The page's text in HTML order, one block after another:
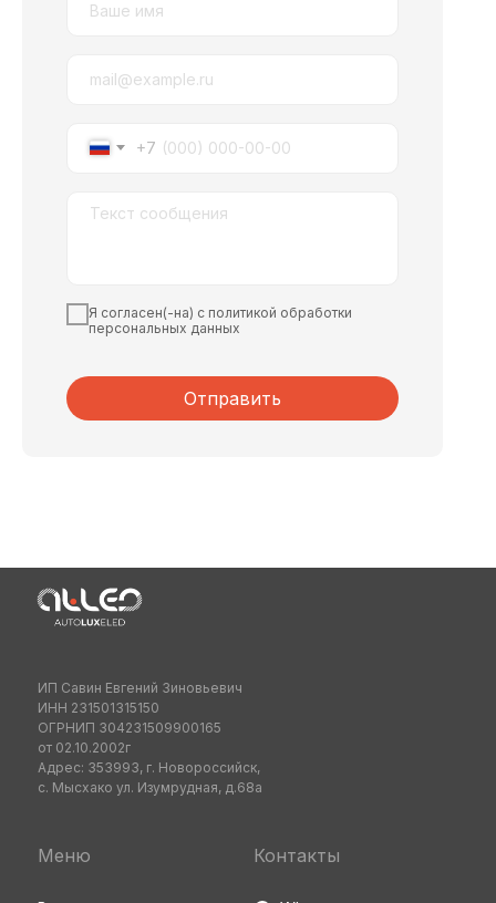
+7
Я согласен(-на) с политикой обработки
персональных данных
Отправить
ИП Савин Евгений Зиновьевич
ИНН 231501315150
ОГРНИП 304231509900165
от 02.10.2002г
Адрес: 353993, г. Новороссийск,
с. Мысхако ул. Изумрудная, д.68а
Меню Контакты